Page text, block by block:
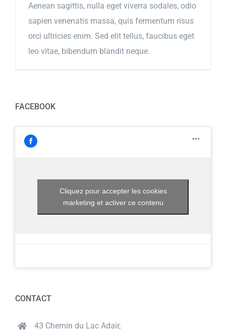
Aenean sagittis, nulla eget viverra sodales, odio
sapien venenatis massa, quis fermentum risus
orci ultricies enim. Sed elit tellus, faucibus eget
leo vitae, bibendum blandit neque.
FACEBOOK
Cliquez pour accepter les cookies
marketing et activer ce contenu
CONTACT
43 Chemin du Lac Adair,